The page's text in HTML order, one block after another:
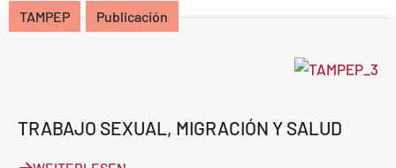
TAMPEP Publicación
TRABAJO SEXUAL, MIGRACIÓN Y SALUD